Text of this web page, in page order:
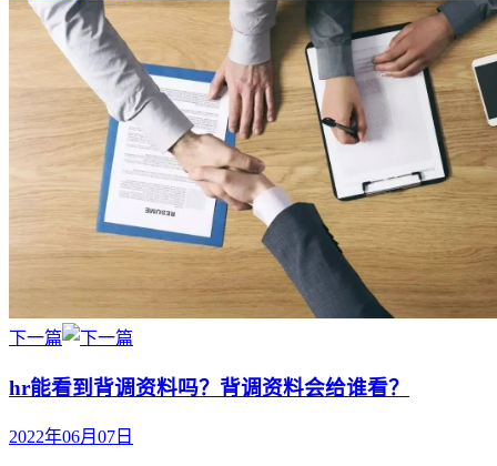
下一篇
hr能看到背调资料吗？背调资料会给谁看？
2022年06月07日